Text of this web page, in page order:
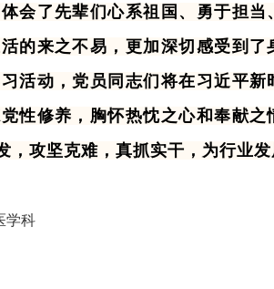
会了先辈们心系祖国、勇于担当
的来之不易，更加深切感受到了
活动，党员同志们将在习近平新
性修养，胸怀热忱之心和奉献之
，攻坚克难，真抓实干，为行业发
学科